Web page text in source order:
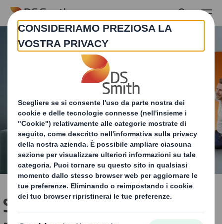
Skip to main content
Sostituzione plastica